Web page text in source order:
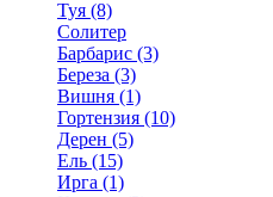
Туя (8)
Солитер
Барбарис (3)
Береза (3)
Вишня (1)
Гортензия (10)
Дерен (5)
Ель (15)
Ирга (1)